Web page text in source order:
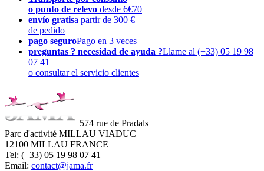
o punto de relevo desde 6€70
envío gratisa partir de 300 €
de pedido
pago seguroPago en 3 veces
preguntas ? necesidad de ayuda ?Llame al (+33) 05 19 98
07 41
o consultar el servicio clientes
574 rue de Pradals
Parc d'activité MILLAU VIADUC
12100 MILLAU FRANCE
Tel: (+33) 05 19 98 07 41
Email: contact@jama.fr